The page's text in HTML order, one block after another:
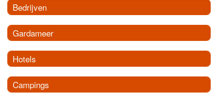
Bedrijven
Gardameer
Hotels
Campings